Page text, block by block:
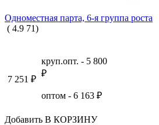
Одноместная парта, 6-я группа роста
( 4.9 71)
7 251 ₽
круп.опт. - 5 800
₽
оптом - 6 163 ₽
Добавить В КОРЗИНУ